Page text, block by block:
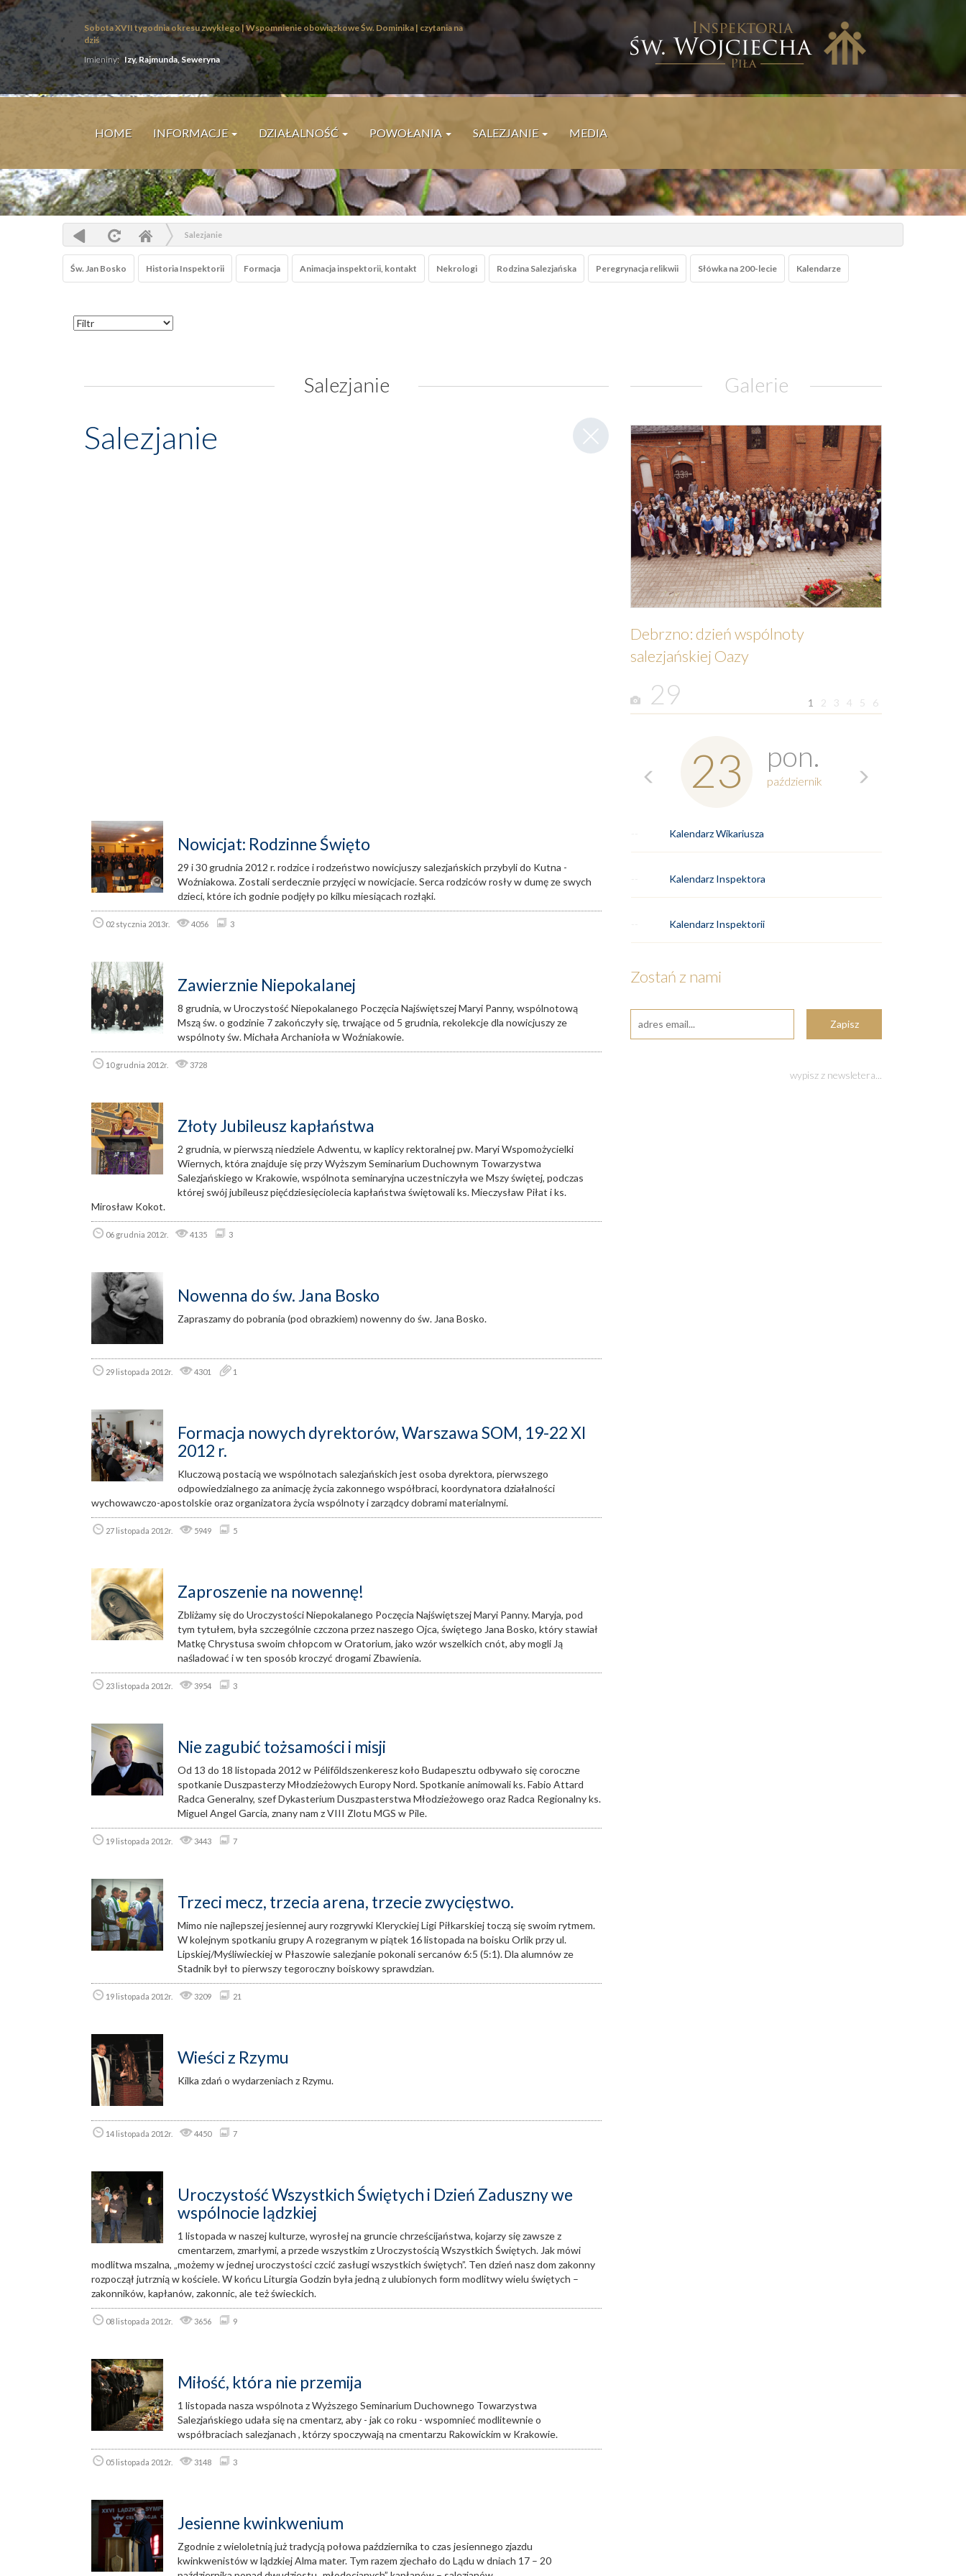
Sobota XVII tygodnia okresu zwykłego | Wspomnienie obowiązkowe Św. Dominika | czytania na
dziś
Imieniny: Izy, Rajmunda, Seweryna
Inspektoria
Piła
HOME INFORMACJE DZIAŁALNOŚĆ POWOŁANIA SALEZJANIE MEDIA
Salezjanie
Św. Jan Bosko Historia Inspektorii Formacja Animacja inspektorii, kontakt Nekrologi Rodzina Salezjańska Peregrynacja relikwii Słówka na 200-lecie Kalendarze
Salezjanie
Zamknij
wpis
Salezjanie
Nowicjat: Rodzinne Święto
29 i 30 grudnia 2012 r. rodzice i rodzeństwo nowicjuszy salezjańskich przybyli do Kutna -
Woźniakowa. Zostali serdecznie przyjęci w nowicjacie. Serca rodziców rosły w dumę ze swych
dzieci, które ich godnie podjęły po kilku miesiącach rozłąki.
02 stycznia 2013r. 4056 3
Zawierznie Niepokalanej
8 grudnia, w Uroczystość Niepokalanego Poczęcia Najświętszej Maryi Panny, wspólnotową
Mszą św. o godzinie 7 zakończyły się, trwające od 5 grudnia, rekolekcje dla nowicjuszy ze
wspólnoty św. Michała Archanioła w Woźniakowie.
10 grudnia 2012r. 3728
Złoty Jubileusz kapłaństwa
2 grudnia, w pierwszą niedziele Adwentu, w kaplicy rektoralnej pw. Maryi Wspomożycielki
Wiernych, która znajduje się przy Wyższym Seminarium Duchownym Towarzystwa
Salezjańskiego w Krakowie, wspólnota seminaryjna uczestniczyła we Mszy świętej, podczas
której swój jubileusz pięćdziesięciolecia kapłaństwa świętowali ks. Mieczysław Piłat i ks.
Mirosław Kokot.
06 grudnia 2012r. 4135 3
Nowenna do św. Jana Bosko
Zapraszamy do pobrania (pod obrazkiem) nowenny do św. Jana Bosko.
29 listopada 2012r. 4301 1
Formacja nowych dyrektorów, Warszawa SOM, 19-22 XI
2012 r.
Kluczową postacią we wspólnotach salezjańskich jest osoba dyrektora, pierwszego
odpowiedzialnego za animację życia zakonnego współbraci, koordynatora działalności
wychowawczo-apostolskie oraz organizatora życia wspólnoty i zarządcy dobrami materialnymi.
27 listopada 2012r. 5949 5
Zaproszenie na nowennę!
Zbliżamy się do Uroczystości Niepokalanego Poczęcia Najświętszej Maryi Panny. Maryja, pod
tym tytułem, była szczególnie czczona przez naszego Ojca, świętego Jana Bosko, który stawiał
Matkę Chrystusa swoim chłopcom w Oratorium, jako wzór wszelkich cnót, aby mogli Ją
naśladować i w ten sposób kroczyć drogami Zbawienia.
23 listopada 2012r. 3954 3
Nie zagubić tożsamości i misji
Od 13 do 18 listopada 2012 w Pélifőldszenkeresz koło Budapesztu odbywało się coroczne
spotkanie Duszpasterzy Młodzieżowych Europy Nord. Spotkanie animowali ks. Fabio Attard
Radca Generalny, szef Dykasterium Duszpasterstwa Młodzieżowego oraz Radca Regionalny ks.
Miguel Angel Garcia, znany nam z VIII Zlotu MGS w Pile.
19 listopada 2012r. 3443 7
Trzeci mecz, trzecia arena, trzecie zwycięstwo.
Mimo nie najlepszej jesiennej aury rozgrywki Kleryckiej Ligi Piłkarskiej toczą się swoim rytmem.
W kolejnym spotkaniu grupy A rozegranym w piątek 16 listopada na boisku Orlik przy ul.
Lipskiej/Myśliwieckiej w Płaszowie salezjanie pokonali sercanów 6:5 (5:1). Dla alumnów ze
Stadnik był to pierwszy tegoroczny boiskowy sprawdzian.
19 listopada 2012r. 3209 21
Wieści z Rzymu
Kilka zdań o wydarzeniach z Rzymu.
14 listopada 2012r. 4450 7
Uroczystość Wszystkich Świętych i Dzień Zaduszny we
wspólnocie lądzkiej
1 listopada w naszej kulturze, wyrosłej na gruncie chrześcijaństwa, kojarzy się zawsze z
cmentarzem, zmarłymi, a przede wszystkim z Uroczystością Wszystkich Świętych. Jak mówi
modlitwa mszalna, „możemy w jednej uroczystości czcić zasługi wszystkich świętych”. Ten dzień nasz dom zakonny
rozpoczął jutrznią w kościele. W końcu Liturgia Godzin była jedną z ulubionych form modlitwy wielu świętych –
zakonników, kapłanów, zakonnic, ale też świeckich.
08 listopada 2012r. 3656 9
Miłość, która nie przemija
1 listopada nasza wspólnota z Wyższego Seminarium Duchownego Towarzystwa
Salezjańskiego udała się na cmentarz, aby - jak co roku - wspomnieć modlitewnie o
współbraciach salezjanach , którzy spoczywają na cmentarzu Rakowickim w Krakowie.
05 listopada 2012r. 3148 3
Jesienne kwinkwenium
Zgodnie z wieloletnią już tradycją połowa października to czas jesiennego zjazdu
kwinkwenistów w lądzkiej Alma mater. Tym razem zjechało do Lądu w dniach 17 – 20
Galerie
Debrzno: dzień wspólnoty
salezjańskiej Oazy
29 1 2 3 4 5 6
23 pon.
październik
Kalendarz Wikariusza
Kalendarz Inspektora
Kalendarz Inspektorii
Zostań z nami
wypisz z newsletera...